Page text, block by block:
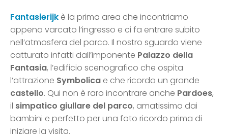
Fantasierijk è la prima area che incontriamo
appena varcato l’ingresso e ci fa entrare subito
nell’atmosfera del parco. Il nostro sguardo viene
catturato infatti dall’imponente Palazzo della
Fantasia, l’edificio scenografico che ospita
l’attrazione Symbolica e che ricorda un grande
castello. Qui non è raro incontrare anche Pardoes,
il simpatico giullare del parco, amatissimo dai
bambini e perfetto per una foto ricordo prima di
iniziare la visita.